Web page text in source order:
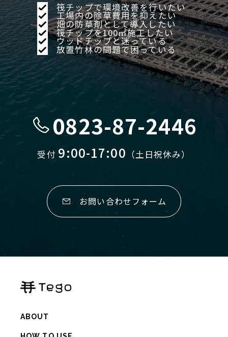
お問い合せ
よくあるご質問
個人情報保護方針
オンラインストア
筏チップで環境改善を行いたい
工場内の除草費用を抑えたい
畑の防草剤として導入したい
筏チップを100㎡施工したい
ウッドチップと迷っている
放置竹林の問題で困っている
0823-87-2446
受付 9:00-17:00 （土日祝休み）
お問い合わせフォーム
ABOUT